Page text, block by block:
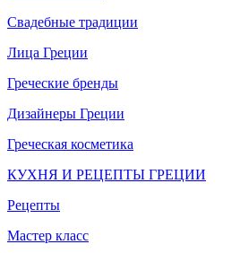
Свадебные традиции
Лица Греции
Греческие бренды
Дизайнеры Греции
Греческая косметика
КУХНЯ И РЕЦЕПТЫ ГРЕЦИИ
Рецепты
Мастер класс